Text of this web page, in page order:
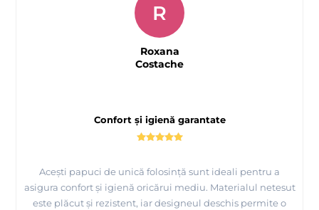
Confort și igienă garantate
Acești papuci de unică folosință sunt ideali pentru a
asigura confort și igienă oricărui mediu. Materialul netesut
este plăcut și rezistent, iar designeul deschis permite o
R
Roxana
Costache